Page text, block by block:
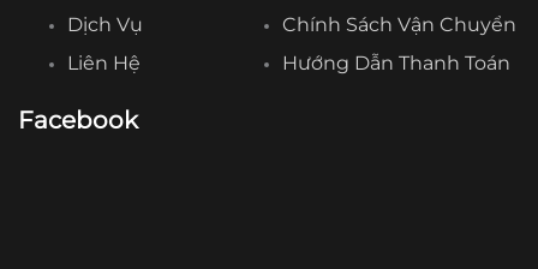
Dịch Vụ
Liên Hệ
Chính Sách Vận Chuyển
Hướng Dẫn Thanh Toán
Facebook